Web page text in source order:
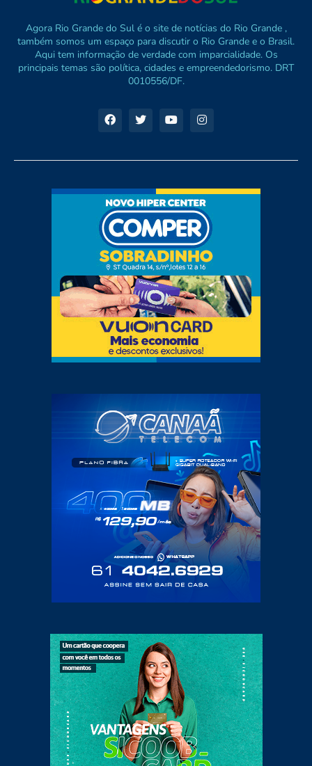
Agora Rio Grande do Sul é o site de notícias do Rio Grande ,
também somos um espaço para discutir o Rio Grande e o Brasil.
Aqui tem informação de verdade com imparcialidade. Os
principais temas são política, cidades e empreendedorismo. DRT
0010556/DF.